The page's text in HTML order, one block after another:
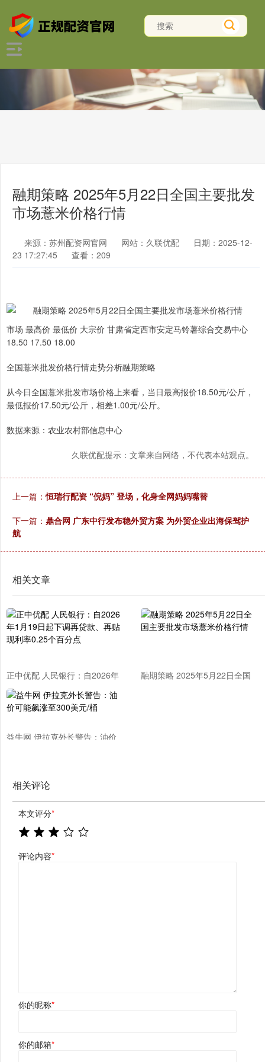
融期策略 2025年5月22日全国主要批发
市场薏米价格行情
来源：苏州配资网官网 网站：久联优配
日期：2025-12-
23 17:27:45
查看：209
市场 最高价 最低价 大宗价 甘肃省定西市安定马铃薯综合交易中心
18.50 17.50 18.00
全国薏米批发价格行情走势分析融期策略
从今日全国薏米批发市场价格上来看，当日最高报价18.50元/公斤，
最低报价17.50元/公斤，相差1.00元/公斤。
数据来源：农业农村部信息中心
久联优配提示：文章来自网络，不代表本站观点。
上一篇：恒瑞行配资 “倪妈” 登场，化身全网妈妈嘴替
下一篇： 鼎合网 广东中行发布稳外贸方案 为外贸企业出海保驾护
航
相关文章
正中优配 人民银行：自2026年
1月19日起下调再贷款、再贴现
利率0.25个百分点
融期策略 2025年5月22日全国
益牛网 伊拉克外长警告：油价
相关评论
本文评分*
评论内容*
你的昵称*
你的邮箱*